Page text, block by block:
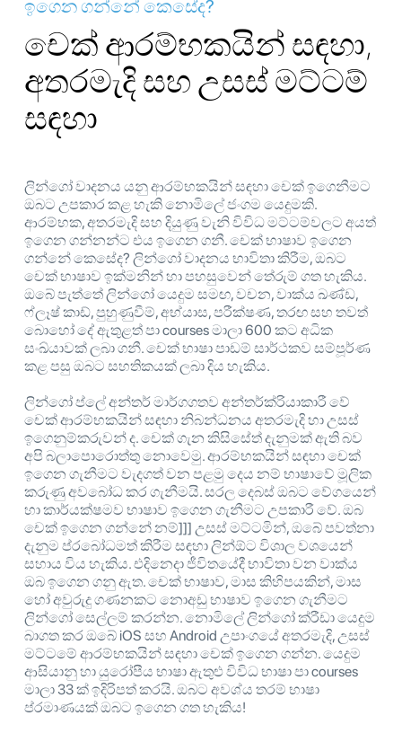
ඉගෙන ගන්නේ කෙසේද?
චෙක් ආරම්භකයින් සඳහා,
අතරමැදි සහ උසස් මට්ටම්
සඳහා
ලින්ගෝ වාදනය යනු ආරම්භකයින් සඳහා චෙක් ඉගෙනීමට
ඔබට උපකාර කළ හැකි නොමිලේ ජංගම යෙදුමකි.
ආරම්භක, අතරමැදි සහ දියුණු වැනි විවිධ මට්ටම්වලට අයත්
ඉගෙන ගන්නන්ට එය ඉගෙන ගනී. චෙක් භාෂාව ඉගෙන
ගන්නේ කෙසේද? ලින්ගෝ වාදනය භාවිතා කිරීම, ඔබට
චෙක් භාෂාව ඉක්මනින් හා පහසුවෙන් තේරුම් ගත හැකිය.
ඔබේ පැත්තේ ලින්ගෝ යෙදුම සමඟ, වචන, වාක්ය ඛණ්ඩ,
ෆ්ලෑෂ් කාඩ්, පුහුණුවීම්, අභ්යාස, පරීක්ෂණ, තරඟ සහ තවත්
බොහෝ දේ ඇතුළත් පා courses මාලා 600 කට අධික
සංඛ්යාවක් ලබා ගනී. චෙක් භාෂා පාඩම් සාර්ථකව සම්පූර්ණ
කළ පසු ඔබට සහතිකයක් ලබා දිය හැකිය.
ලින්ගෝ ප්ලේ අන්තර් මාර්ගගතව අන්තර්ක්රියාකාරී වේ
චෙක් ආරම්භකයින් සඳහා නිබන්ධනය අතරමැදි හා උසස්
ඉගෙනුම්කරුවන් ද. චෙක් ගැන කිසිසේත් දැනුමක් ඇති බව
අපි බලාපොරොත්තු නොවෙමු. ආරම්භකයින් සඳහා චෙක්
ඉගෙන ගැනීමට වැදගත් වන පළමු දෙය නම් භාෂාවේ මූලික
කරුණු අවබෝධ කර ගැනීමයි. සරල දෙබස් ඔබට වේගයෙන්
හා කාර්යක්ෂමව භාෂාව ඉගෙන ගැනීමට උපකාරී වේ. ඔබ
චෙක් ඉගෙන ගන්නේ නම්]]] උසස් මට්ටමින්, ඔබේ පවත්නා
දැනුම ප්රබෝධමත් කිරීම සඳහා ලින්ඕට විශාල වශයෙන්
සහාය විය හැකිය. එදිනෙදා ජීවිතයේදී භාවිතා වන වාක්ය
ඔබ ඉගෙන ගනු ඇත. චෙක් භාෂාව, මාස කිහිපයකින්, මාස
හෝ අවුරුදු ගණනකට නොඅඩු භාෂාව ඉගෙන ගැනීමට
ලින්ගෝ සෙල්ලම් කරන්න. නොමිලේ ලින්ගෝ ක්රීඩා යෙදුම
බාගත කර ඔබේ iOS සහ Android උපාංගයේ අතරමැදි, උසස්
මට්ටමේ ආරම්භකයින් සඳහා චෙක් ඉගෙන ගන්න. යෙදුම
ආසියානු හා යුරෝපීය භාෂා ඇතුළු විවිධ භාෂා පා courses
මාලා 33 ක් ඉදිරිපත් කරයි. ඔබට අවශ්ය තරම් භාෂා
ප්රමාණයක් ඔබට ඉගෙන ගත හැකිය!